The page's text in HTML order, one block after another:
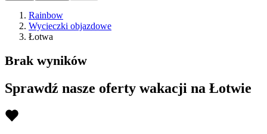
Rainbow
Wycieczki objazdowe
Łotwa
Brak wyników
Sprawdź nasze oferty wakacji na Łotwie